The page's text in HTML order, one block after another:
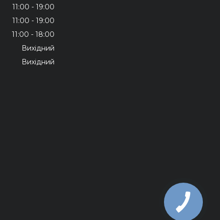
11:00
19:00
11:00
19:00
11:00
18:00
Вихідний
Вихідний